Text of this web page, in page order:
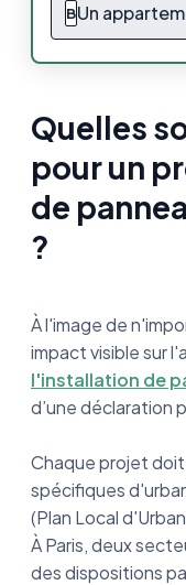
BUn
Quelles
pour un
de
?
À l'image de
impact visible sur
l'installation de
d’une déclaration
Chaque projet
spécifiques
(Plan Local
À Paris, deux
des dispositions
Comment
copropriété à
installation de
Nouvel'R
solaires à Paris
panneaux
Panneau